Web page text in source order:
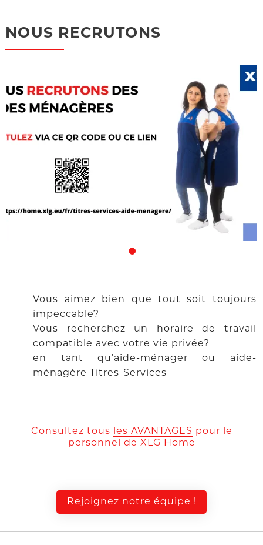
NOUS RECRUTONS
Vous aimez bien que tout soit toujours
impeccable?
Vous recherchez un horaire de travail
compatible avec votre vie privée?
en tant qu’aide-ménager ou aide-
ménagère Titres-Services
Consultez tous les AVANTAGES pour le
personnel de XLG Home
Rejoignez notre équipe !